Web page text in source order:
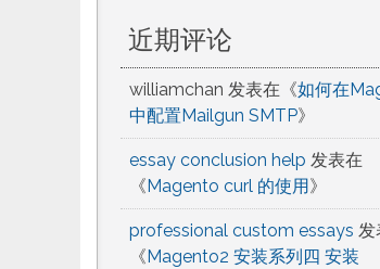
近期评论
williamchan 发表在《如何在
中配置Mailgun SMTP》
essay conclusion help 发表在
《Magento curl 的使用》
professional custom essays 发
《Magento2 安装系列四 安装